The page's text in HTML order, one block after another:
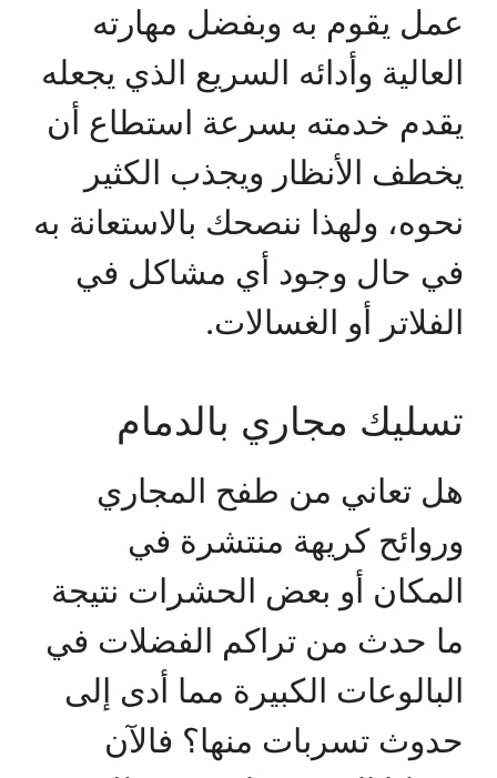
عمل يقوم به وبفضل مهارته
العالية وأدائه السريع الذي يجعله
يقدم خدمته بسرعة استطاع أن
يخطف الأنظار ويجذب الكثير
نحوه، ولهذا ننصحك بالاستعانة به
في حال وجود أي مشاكل في
الفلاتر أو الغسالات.
تسليك مجاري بالدمام
هل تعاني من طفح المجاري
وروائح كريهة منتشرة في
المكان أو بعض الحشرات نتيجة
ما حدث من تراكم الفضلات في
البالوعات الكبيرة مما أدى إلى
حدوث تسربات منها؟ فالآن